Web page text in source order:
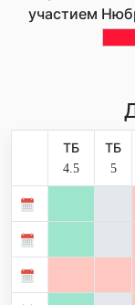
участием
ТБ
4.5
ТБ
5